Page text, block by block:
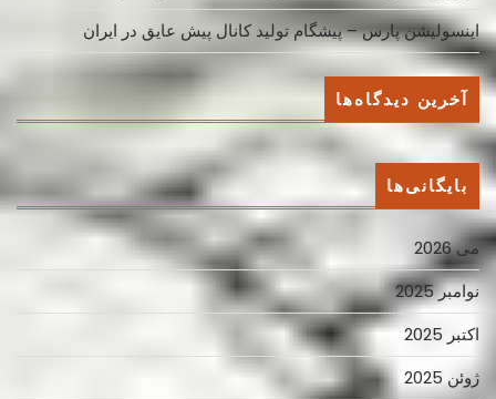
اینسولیشن پارس – پیشگام تولید کانال پیش عایق در ایران
آخرین دیدگاه‌ها
بایگانی‌ها
می 2026
نوامبر 2025
اکتبر 2025
ژوئن 2025